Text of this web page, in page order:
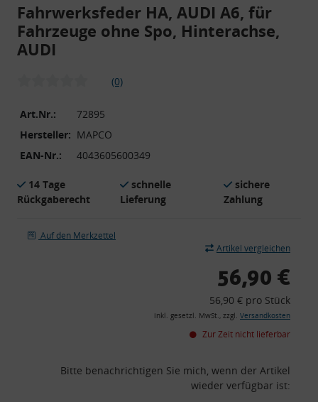
Fahrwerksfeder HA, AUDI A6, für
Fahrzeuge ohne Spo, Hinterachse,
AUDI
(0)
Art.Nr.:
72895
Hersteller: MAPCO
EAN-Nr.:
4043605600349
14 Tage
Rückgaberecht
schnelle
Lieferung
sichere
Zahlung
Auf den Merkzettel
Artikel vergleichen
56,90 €
56,90 € pro Stück
inkl. gesetzl. MwSt., zzgl. Versandkosten
Zur Zeit nicht lieferbar
Bitte benachrichtigen Sie mich, wenn der Artikel
wieder verfügbar ist: